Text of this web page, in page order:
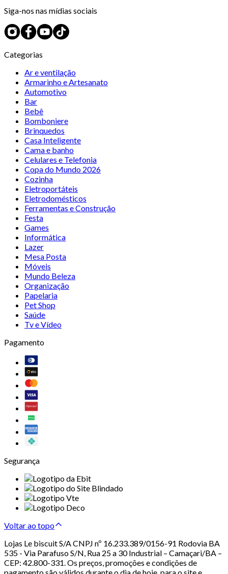
Siga-nos nas mídias sociais
Categorias
Ar e ventilação
Armarinho e Artesanato
Automotivo
Bar
Bebê
Bomboniere
Brinquedos
Casa Inteligente
Cama e banho
Celulares e Telefonia
Copa do Mundo 2026
Cozinha
Eletroportáteis
Eletrodomésticos
Ferramentas e Construção
Festa
Games
Informática
Lazer
Mesa Posta
Móveis
Mundo Beleza
Organização
Papelaria
Pet Shop
Saúde
Tv e Vídeo
Pagamento
Segurança
Voltar ao topo
Lojas Le biscuit S/A CNPJ nº 16.233.389/0156-91 Rodovia BA
535 - Via Parafuso S/N, Rua 25 a 30 Industrial – Camaçari/BA –
CEP: 42.800-331. Os preços, promoções e condições de